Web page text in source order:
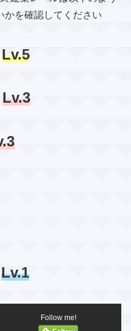
かを確認してください
Lv.5
Lv.3
Lv.1
Follow me!